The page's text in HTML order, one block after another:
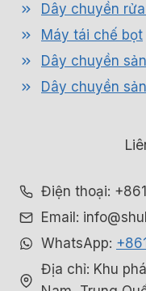
Dây chuyền
Máy tái chế bọt
Dây chuyền
Dây chuyền
Điện thoại:
Email:
WhatsApp:
Địa chỉ: Khu